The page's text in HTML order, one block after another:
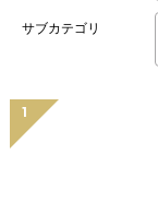
サブカテゴリ
1